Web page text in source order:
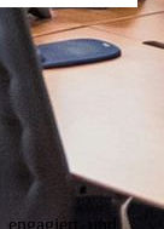
und